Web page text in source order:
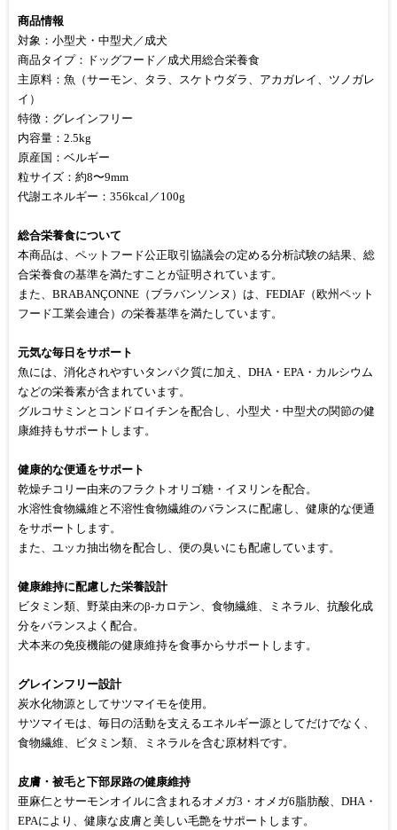
商品情報
対象：小型犬・中型犬／成犬
商品タイプ：ドッグフード／成犬用総合栄養食
主原料：魚（サーモン、タラ、スケトウダラ、アカガレイ、ツノガレ
イ）
特徴：グレインフリー
内容量：2.5kg
原産国：ベルギー
粒サイズ：約8〜9mm
代謝エネルギー：356kcal／100g
総合栄養食について
本商品は、ペットフード公正取引協議会の定める分析試験の結果、総
合栄養食の基準を満たすことが証明されています。
また、BRABANÇONNE（ブラバンソンヌ）は、FEDIAF（欧州ペット
フード工業会連合）の栄養基準を満たしています。
元気な毎日をサポート
魚には、消化されやすいタンパク質に加え、DHA・EPA・カルシウム
などの栄養素が含まれています。
グルコサミンとコンドロイチンを配合し、小型犬・中型犬の関節の健
康維持もサポートします。
健康的な便通をサポート
乾燥チコリー由来のフラクトオリゴ糖・イヌリンを配合。
水溶性食物繊維と不溶性食物繊維のバランスに配慮し、健康的な便通
をサポートします。
また、ユッカ抽出物を配合し、便の臭いにも配慮しています。
健康維持に配慮した栄養設計
ビタミン類、野菜由来のβ-カロテン、食物繊維、ミネラル、抗酸化成
分をバランスよく配合。
犬本来の免疫機能の健康維持を食事からサポートします。
グレインフリー設計
炭水化物源としてサツマイモを使用。
サツマイモは、毎日の活動を支えるエネルギー源としてだけでなく、
食物繊維、ビタミン類、ミネラルを含む原材料です。
皮膚・被毛と下部尿路の健康維持
亜麻仁とサーモンオイルに含まれるオメガ3・オメガ6脂肪酸、DHA・
EPAにより、健康な皮膚と美しい毛艶をサポートします。